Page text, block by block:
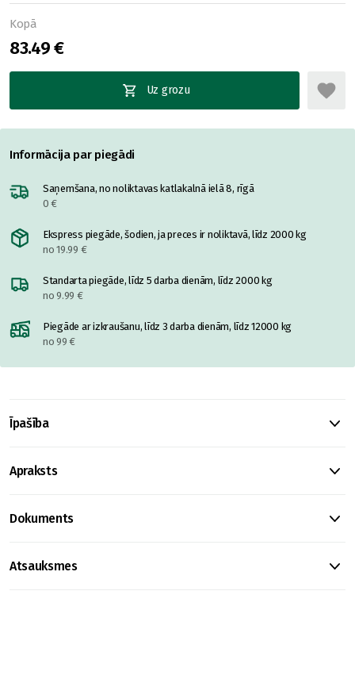
Kopā
83.49 €
Uz grozu
Informācija par piegādi
Saņemšana, no noliktavas katlakalnā ielā 8, rīgā
0 €
Ekspress piegāde, šodien, ja preces ir noliktavā, līdz 2000 kg
no 19.99 €
Standarta piegāde, līdz 5 darba dienām, līdz 2000 kg
no 9.99 €
Piegāde ar izkraušanu, līdz 3 darba dienām, līdz 12000 kg
no 99 €
Īpašība
Apraksts
Dokuments
Atsauksmes